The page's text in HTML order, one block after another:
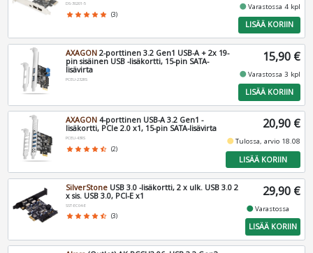
DS-30201-5
star star star star star (3)
fiber_manual_recordVarastossa 4 kpl
LISÄÄ KORIIN
AXAGON 2-porttinen 3.2 Gen1 USB-A + 2x 19-
pin sisäinen USB -lisäkortti, 15-pin SATA-
lisävirta
PCEU-232RS
15,90 €
fiber_manual_recordVarastossa 3 kpl
LISÄÄ KORIIN
AXAGON 4-porttinen USB-A 3.2 Gen1 -
lisäkortti, PCIe 2.0 x1, 15-pin SATA-lisävirta
PCEU-43RS
star star star star star_half (2)
20,90 €
fiber_manual_recordTulossa, arvio 18.08
LISÄÄ KORIIN
SilverStone USB 3.0 -lisäkortti, 2 x ulk. USB 3.0 2
x sis. USB 3.0, PCI-E x1
SST-EC04-E
star star star star star_half (3)
29,90 €
fiber_manual_recordVarastossa
LISÄÄ KORIIN